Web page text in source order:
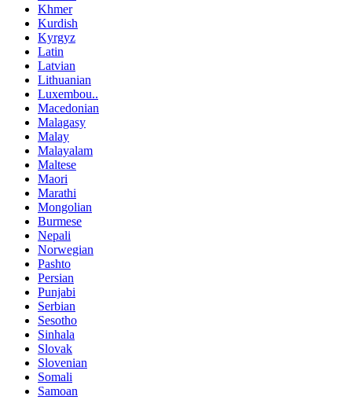
Khmer
Kurdish
Kyrgyz
Latin
Latvian
Lithuanian
Luxembou..
Macedonian
Malagasy
Malay
Malayalam
Maltese
Maori
Marathi
Mongolian
Burmese
Nepali
Norwegian
Pashto
Persian
Punjabi
Serbian
Sesotho
Sinhala
Slovak
Slovenian
Somali
Samoan